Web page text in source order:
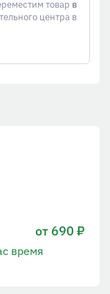
товар в
центра в
от 690 ₽
время